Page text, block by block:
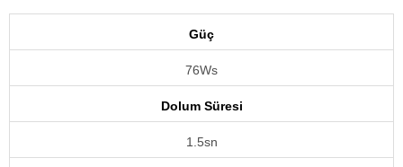
Güç
76Ws
Dolum Süresi
1.5sn